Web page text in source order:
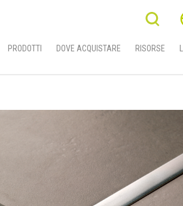
PRODOTTI DOVE ACQUISTARE RISORSE